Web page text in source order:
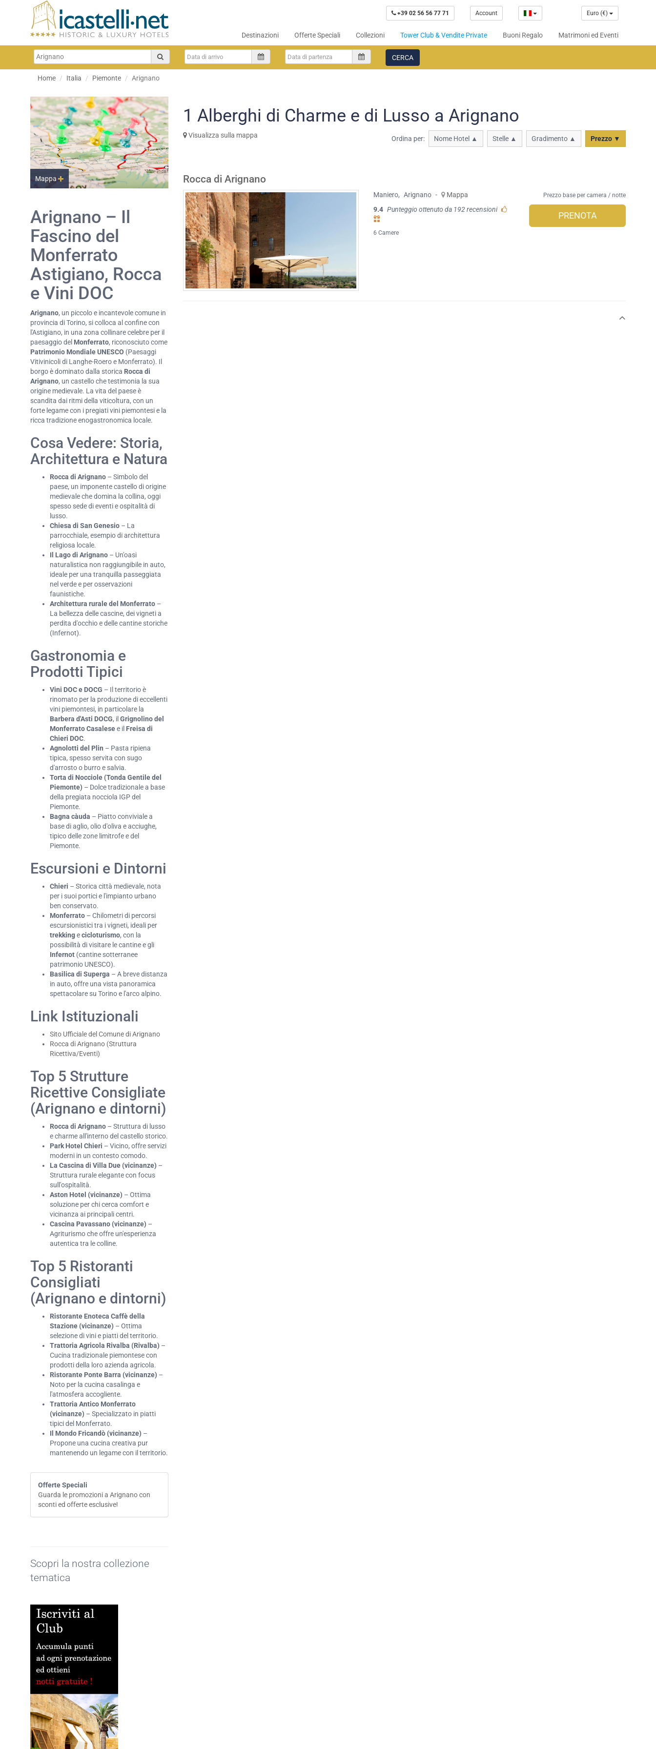
+39 02 56 56 77 71 Account Euro (€)
Destinazioni Offerte Speciali Collezioni Tower Club & Vendite Private Buoni Regalo Matrimoni ed Eventi
CERCA
Home Italia Piemonte Arignano
Mappa
Arignano – Il
Fascino del
Monferrato
Astigiano, Rocca
e Vini DOC
Arignano, un piccolo e incantevole comune in
provincia di Torino, si colloca al confine con
l'Astigiano, in una zona collinare celebre per il
paesaggio del Monferrato, riconosciuto come
Patrimonio Mondiale UNESCO (Paesaggi
Vitivinicoli di Langhe-Roero e Monferrato). Il
borgo è dominato dalla storica Rocca di
Arignano, un castello che testimonia la sua
origine medievale. La vita del paese è
scandita dai ritmi della viticoltura, con un
forte legame con i pregiati vini piemontesi e la
ricca tradizione enogastronomica locale.
Cosa Vedere: Storia,
Architettura e Natura
Rocca di Arignano – Simbolo del
paese, un imponente castello di origine
medievale che domina la collina, oggi
spesso sede di eventi e ospitalità di
lusso.
Chiesa di San Genesio – La
parrocchiale, esempio di architettura
religiosa locale.
Il Lago di Arignano – Un'oasi
naturalistica non raggiungibile in auto,
ideale per una tranquilla passeggiata
nel verde e per osservazioni
faunistiche.
Architettura rurale del Monferrato –
La bellezza delle cascine, dei vigneti a
perdita d'occhio e delle cantine storiche
(Infernot).
Gastronomia e
Prodotti Tipici
Vini DOC e DOCG – Il territorio è
rinomato per la produzione di eccellenti
vini piemontesi, in particolare la
Barbera d'Asti DOCG, il Grignolino del
Monferrato Casalesee il Freisa di
Chieri DOC.
Agnolotti del Plin – Pasta ripiena
tipica, spesso servita con sugo
d'arrosto o burro e salvia.
Torta di Nocciole (Tonda Gentile del
Piemonte) – Dolce tradizionale a base
della pregiata nocciola IGP del
Piemonte.
Bagna càuda – Piatto conviviale a
base di aglio, olio d'oliva e acciughe,
tipico delle zone limitrofe e del
Piemonte.
Escursioni e Dintorni
Chieri – Storica città medievale, nota
per i suoi portici e l'impianto urbano
ben conservato.
Monferrato – Chilometri di percorsi
escursionistici tra i vigneti, ideali per
trekkingecicloturismo, con la
possibilità di visitare le cantine e gli
Infernot (cantine sotterranee
patrimonio UNESCO).
Basilica di Superga – A breve distanza
in auto, offre una vista panoramica
spettacolare su Torino e l'arco alpino.
Link Istituzionali
Sito Ufficiale del Comune di Arignano
Rocca di Arignano (Struttura
Ricettiva/Eventi)
Top 5 Strutture
Ricettive Consigliate
(Arignano e dintorni)
Rocca di Arignano – Struttura di lusso
e charme all'interno del castello storico.
Park Hotel Chieri – Vicino, offre servizi
moderni in un contesto comodo.
La Cascina di Villa Due (vicinanze) –
Struttura rurale elegante con focus
sull'ospitalità.
Aston Hotel (vicinanze) – Ottima
soluzione per chi cerca comfort e
vicinanza ai principali centri.
Cascina Pavassano (vicinanze) –
Agriturismo che offre un'esperienza
autentica tra le colline.
Top 5 Ristoranti
Consigliati
(Arignano e dintorni)
Ristorante Enoteca Caffè della
Stazione (vicinanze) – Ottima
selezione di vini e piatti del territorio.
Trattoria Agricola Rivalba (Rivalba) –
Cucina tradizionale piemontese con
prodotti della loro azienda agricola.
Ristorante Ponte Barra (vicinanze) –
Noto per la cucina casalinga e
l'atmosfera accogliente.
Trattoria Antico Monferrato
(vicinanze) – Specializzato in piatti
tipici del Monferrato.
Il Mondo Fricandò (vicinanze) –
Propone una cucina creativa pur
mantenendo un legame con il territorio.
Offerte Speciali
Guarda le promozioni a Arignano con
sconti ed offerte esclusive!
Scopri la nostra collezione
tematica
1 Alberghi di Charme e di Lusso a Arignano
Visualizza sulla mappa Ordina per: Nome Hotel ▲ Stelle ▲ Gradimento ▲ Prezzo ▼
Rocca di Arignano
Maniero, Arignano -
Mappa
9.4 Punteggio ottenuto da 192 recensioni
6 Camere
Prezzo base per camera / notte
PRENOTA